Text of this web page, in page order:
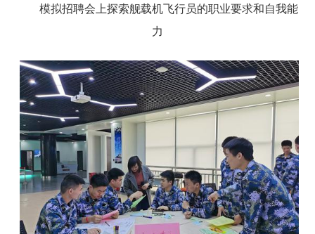
模拟招聘会上探索舰载机飞行员的职业要求和自我能
力